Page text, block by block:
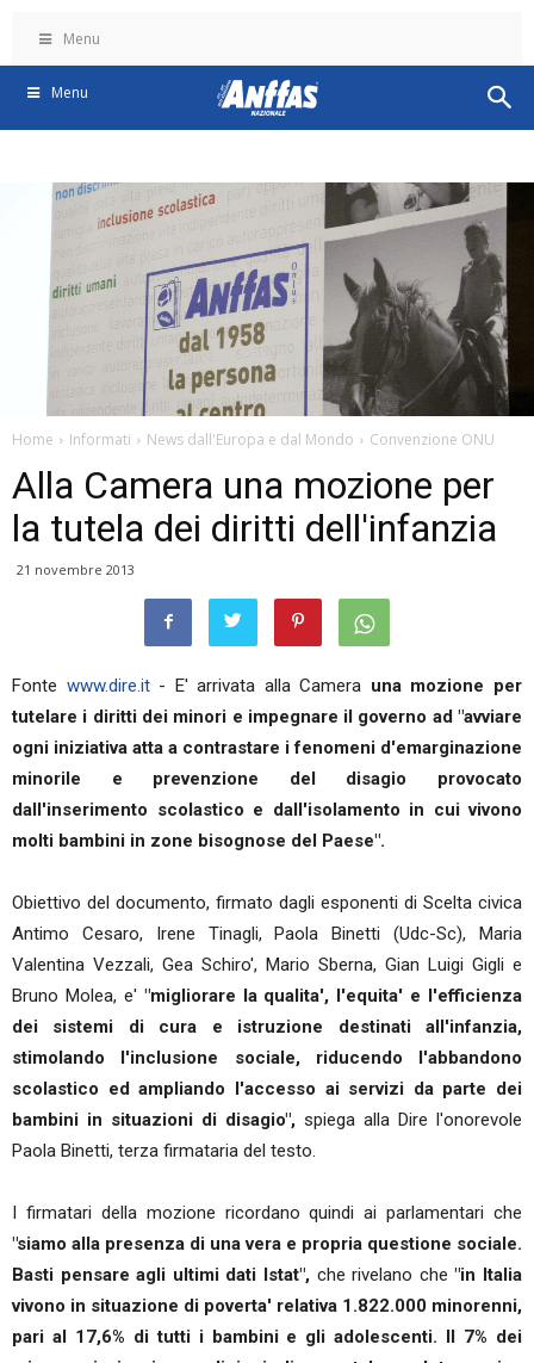
Menu
Menu
Home Informati News dall'Europa e dal Mondo Convenzione ONU
Alla Camera una mozione per
la tutela dei diritti dell'infanzia
21 novembre 2013
Fonte www.dire.it- E' arrivata alla Camera una mozione per
tutelare i diritti dei minori e impegnare il governo ad "avviare
ogni iniziativa atta a contrastare i fenomeni d'emarginazione
minorile e prevenzione del disagio provocato
dall'inserimento scolastico e dall'isolamento in cui vivono
molti bambini in zone bisognose del Paese".
Obiettivo del documento, firmato dagli esponenti di Scelta civica
Antimo Cesaro, Irene Tinagli, Paola Binetti (Udc-Sc), Maria
Valentina Vezzali, Gea Schiro', Mario Sberna, Gian Luigi Gigli e
Bruno Molea, e' "migliorare la qualita', l'equita' e l'efficienza
dei sistemi di cura e istruzione destinati all'infanzia,
stimolando l'inclusione sociale, riducendo l'abbandono
scolastico ed ampliando l'accesso ai servizi da parte dei
bambini in situazioni di disagio", spiega alla Dire l'onorevole
Paola Binetti, terza firmataria del testo.
I firmatari della mozione ricordano quindi ai parlamentari che
"siamo alla presenza di una vera e propria questione sociale.
Basti pensare agli ultimi dati Istat", che rivelano che"in Italia
vivono in situazione di poverta' relativa 1.822.000 minorenni,
pari al 17,6% di tutti i bambini e gli adolescenti. Il 7% dei